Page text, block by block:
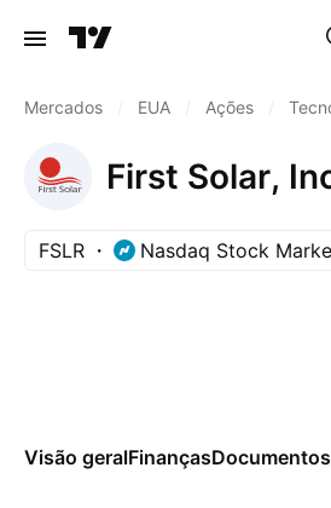
Mercados EUA Ações
First Solar,
FSLR Nasdaq Stock
Visão geralFinançasDocumentos